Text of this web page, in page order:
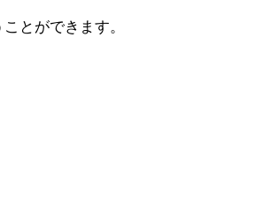
とができます。